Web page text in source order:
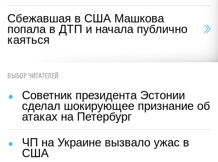
Сбежавшая в США Машкова
попала в ДТП и начала публично
каяться
ВЫБОР ЧИТАТЕЛЕЙ
Советник президента Эстонии
сделал шокирующее признание об
атаках на Петербург
ЧП на Украине вызвало ужас в
США